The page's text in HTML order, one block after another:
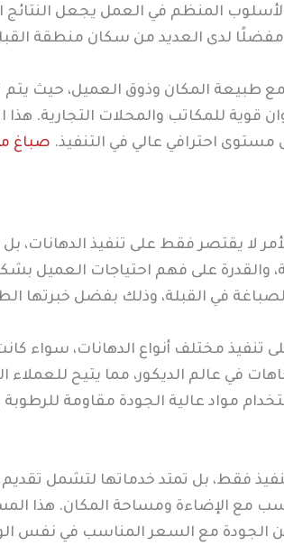
المنظم في العمل يجعل النتائج
مفضلًا لدى العديد من سكان منطقة
طبيعة المكان وذوق العميل، حيث يتم
قوية للمكاتب والمحلات التجارية.
احترافي عالي في التنفيذ. صباغ
لا يقتصر فقط على تنفيذ الدهانات،
والقدرة على فهم احتياجات العميل
في القبلة، وذلك بفضل خبرتها
تنفيذ مختلف أنواع الدهانات، سواء
في عالم الديكور، مما يتيح
مواد عالية الجودة مقاومة
فقط، بل تمتد خدماتها لتشمل
مع الإضاءة ومساحة المكان. هذا
الجودة مع السعر المناسب في نفس